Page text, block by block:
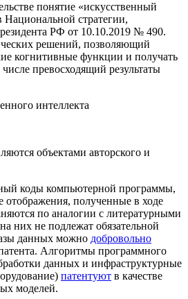
понятие «искусственный
Национальной стратегии,
РФ от 10.10.2019 № 490.
решений, позволяющий
когнитивные функции и получать
превосходящий результаты
объектами авторского и
коды компьютерной программы,
отображения, полученные в ходе
по аналогии с литературными
них не подлежат обязательной
данных можно добровольно
Алгоритмы программного
данных и инфраструктурные
патентуют в качестве
моделей.